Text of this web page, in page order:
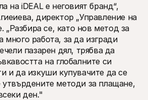
на iDEAL е неговият бранд“,
директор „Управление на
„Разбира се, като нов метод за
много работа, за да изгради
пазарен дял, трябва да
на глобалните си
и да изкуши купувачите да се
методи за плащане,
ден."